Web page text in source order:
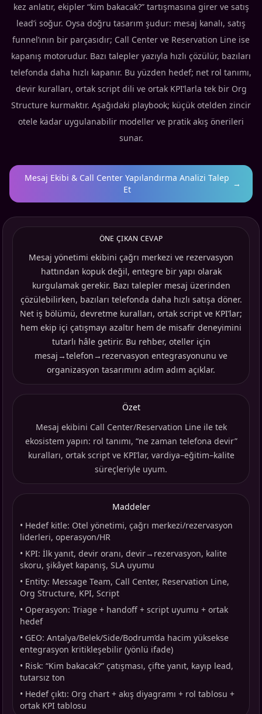
kez anlatır, ekipler “kim bakacak?” tartışmasına girer ve satış
lead’i soğur. Oysa doğru tasarım şudur: mesaj kanalı, satış
funnel’ının bir parçasıdır; Call Center ve Reservation Line ise
kapanış motorudur. Bazı talepler yazıyla hızlı çözülür, bazıları
telefonda daha hızlı kapanır. Bu yüzden hedef; net rol tanımı,
devir kuralları, ortak script dili ve ortak KPI’larla tek bir Org
Structure kurmaktır. Aşağıdaki playbook; küçük otelden zincir
otele kadar uygulanabilir modeller ve pratik akış önerileri
sunar.
Mesaj Ekibi & Call Center Yapılandırma Analizi Talep
Et
→
ÖNE ÇIKAN CEVAP
Mesaj yönetimi ekibini çağrı merkezi ve rezervasyon
hattından kopuk değil, entegre bir yapı olarak
kurgulamak gerekir. Bazı talepler mesaj üzerinden
çözülebilirken, bazıları telefonda daha hızlı satışa döner.
Net iş bölümü, devretme kuralları, ortak script ve KPI’lar;
hem ekip içi çatışmayı azaltır hem de misafir deneyimini
tutarlı hâle getirir. Bu rehber, oteller için
mesaj→telefon→rezervasyon entegrasyonunu ve
organizasyon tasarımını adım adım açıklar.
Özet
Mesaj ekibini Call Center/Reservation Line ile tek
ekosistem yapın: rol tanımı, “ne zaman telefona devir”
kuralları, ortak script ve KPI’lar, vardiya–eğitim–kalite
süreçleriyle uyum.
Maddeler
• Hedef kitle: Otel yönetimi, çağrı merkezi/rezervasyon
liderleri, operasyon/HR
• KPI: İlk yanıt, devir oranı, devir→rezervasyon, kalite
skoru, şikâyet kapanış, SLA uyumu
• Entity: Message Team, Call Center, Reservation Line,
Org Structure, KPI, Script
• Operasyon: Triage + handoff + script uyumu + ortak
hedef
• GEO: Antalya/Belek/Side/Bodrum’da hacim yüksekse
entegrasyon kritikleşebilir (yönlü ifade)
• Risk: “Kim bakacak?” çatışması, çifte yanıt, kayıp lead,
tutarsız ton
• Hedef çıktı: Org chart + akış diyagramı + rol tablosu +
ortak KPI tablosu